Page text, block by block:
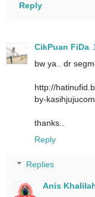
Reply
CikPuan FiDa
bw ya.. dr
http://
by-
thanks..
Reply
Replies
Anis